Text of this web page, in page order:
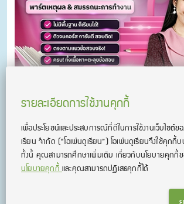
TGAT 2&3 อัปเดตล่าสุด by ครูพี่ฟิล์ม
สมรรถนะการทำงาน ทริคทำข้อสอบเพียบ พร้อม
เต็ม! เรียนจบ การันตีสอบติด! (*อัปเดตข้อสอบ
ล่าสุดแล้ว!)
รายละเอียดการใช้งานคุกกี้
เพื่อประโยชน์และประสบการณ์ที่ดีในการใช้งานเว็บไซต์
เรียน จํากัด (“โอเพ่นดูเรียน”)โอเพ่นดูเรียนจึงใช้คุกกี้
ทั้งนี้ คุณสามารถศึกษาเพิ่มเติม เกี่ยวกับนโยบายคุกกี้ข
นโยบายคุกกี้และคุณสามารถปฏิเสธคุกกี้ได้